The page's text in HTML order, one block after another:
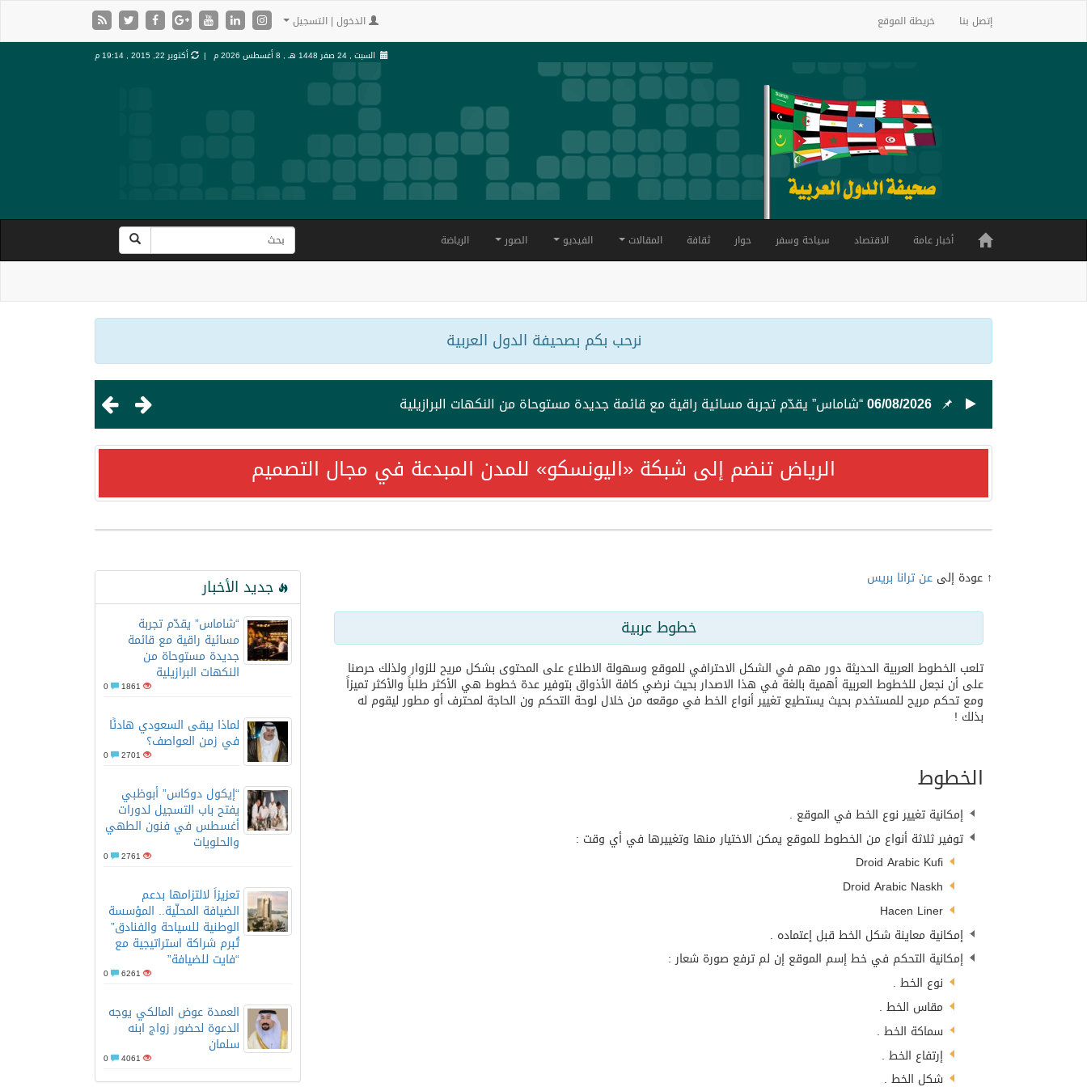
إتصل بنا خريطة الموقع الدخول | التسجيل
السبت , 24 صفر 1448 هـ , 8 أغسطس 2026 م | أكتوبر 22, 2015 , 19:14 م
أخبار عامة الاقتصاد سياحة وسفر حوار ثقافة المقالات الفيديو الصور الرياضة
نرحب بكم بصحيفة الدول العربية
06/08/2026“شاماس” يقدّم تجربة مسائية راقية مع قائمة جديدة مستوحاة من النكهات البرازيلية
03/08/2026لماذا يبقى السعودي هادئًا في زمن العواصف؟
02/08/2026“إيكول دوكاس” أبوظبي يفتح باب التسجيل لدورات أغسطس في فنون الطهي والحلويات
10/07/2026استمتع بإقامة فاخرة في فندق هيلتون رمسيس القاهرة
08/07/2026. النجم تامر عاشور يحيي حفلًا غنائيًا مميزًا في ريكسوس المنتزه بالإسكندرية 17 يوليو
07/07/2026
02/07/2026 شركة لاين للاستثمار والعقارات تكافئ متسوقي الإمارات بأربع سيارات شيفروليه كابتيفا هايبرد PHEV و50 تجربة إقامة فندقية تزامناً مع اختتام حملتها الناجحة تخفيضات الصيف الضخمة
الرياض تنضم إلى شبكة «اليونسكو» للمدن المبدعة في مجال التصميم
جديد الأخبار
“شاماس” يقدّم تجربة
مسائية راقية مع قائمة
جديدة مستوحاة من
النكهات البرازيلية
1861
لماذا يبقى السعودي هادئًا
في زمن العواصف؟
2701
“إيكول دوكاس” أبوظبي
يفتح باب التسجيل لدورات
أغسطس في فنون الطهي
والحلويات
2761
تعزيزاً لالتزامها بدعم
الضيافة المحلّية.. المؤسسة
الوطنية للسياحة والفنادق”
تُبرم شراكة استراتيجية مع
“فايت للضيافة”
6261
العمدة عوض المالكي يوجه
الدعوة لحضور زواج ابنه
سلمان
4061
↑ عودة إلى عن ترانا بريس
خطوط عربية
تلعب الخطوط العربية الحديثة دور مهم في الشكل الاحترافي للموقع وسهولة الاطلاع على المحتوى بشكل مريح للزوار ولذلك حرصنا
على أن نجعل للخطوط العربية أهمية بالغة في هذا الاصدار بحيث نرضي كافة الأذواق بتوفير عدة خطوط هي الأكثر طلباً والأكثر تميزاً
ومع تحكم مريح للمستخدم بحيث يستطيع تغيير أنواع الخط في موقعه من خلال لوحة التحكم ون الحاجة لمحترف أو مطور ليقوم له
بذلك !
الخطوط
إمكانية تغيير نوع الخط في الموقع .
توفير ثلاثة أنواع من الخطوط للموقع يمكن الاختيار منها وتغييرها في أي وقت :
Droid Arabic Kufi
Droid Arabic Naskh
Hacen Liner
إمكانية معاينة شكل الخط قبل إعتماده .
إمكانية التحكم في خط إسم الموقع إن لم ترفع صورة شعار :
نوع الخط .
مقاس الخط .
سماكة الخط .
إرتفاع الخط .
شكل الخط .